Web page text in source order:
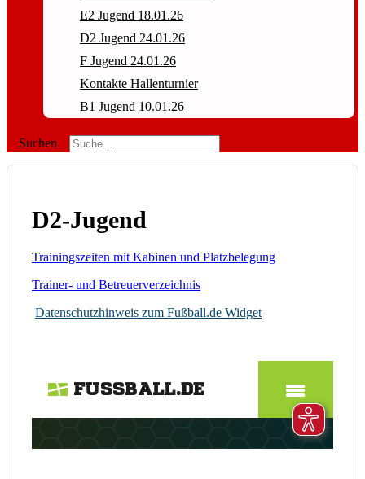
E2 Jugend 18.01.26
D2 Jugend 24.01.26
F Jugend 24.01.26
Kontakte Hallenturnier
B1 Jugend 10.01.26
Suchen
D2-Jugend
Trainingszeiten mit Kabinen und Platzbelegung
Trainer- und Betreuerverzeichnis
Datenschutzhinweis zum Fußball.de Widget